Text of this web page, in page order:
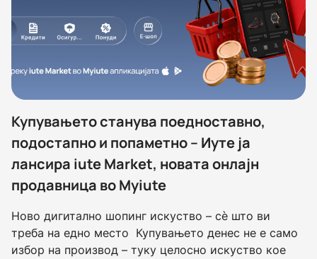
Купувањето станува поедноставно,
подостапно и попаметно – Иуте ја
лансира iute Market, новата онлајн
продавница во Myiute
Ново дигитално шопинг искуство – сè што ви
треба на едно место Купувањето денес не е само
избор на производ – туку целосно искуство кое